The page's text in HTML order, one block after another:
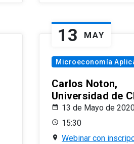
13 MAY
Microeconomía
Carlos Noton,
Universidad de
13 de Mayo de
15:30
Webinar con